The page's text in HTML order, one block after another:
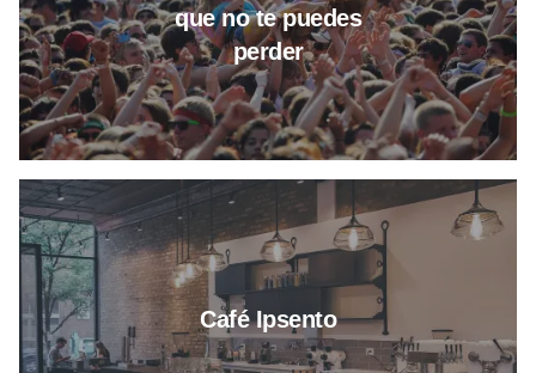
que no te puedes
perder
Café Ipsento
Más información sobre el café